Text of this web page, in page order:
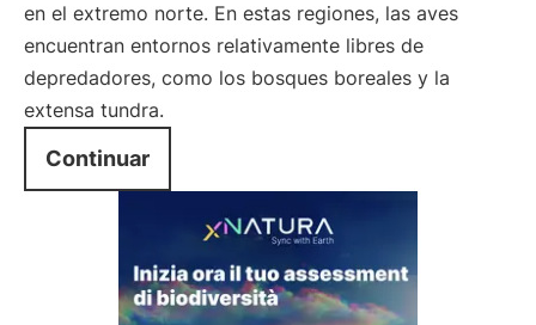
en el extremo norte. En estas regiones, las aves
encuentran entornos relativamente libres de
depredadores, como los bosques boreales y la
extensa tundra.
Continuar